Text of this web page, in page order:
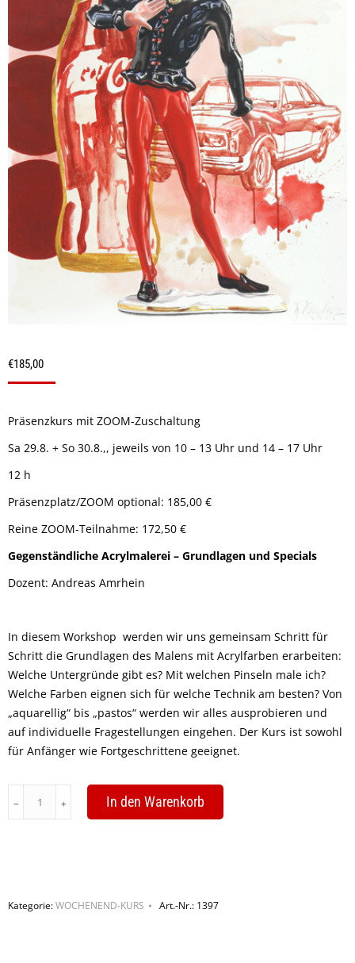
€185,00
Präsenzkurs mit ZOOM-Zuschaltung
Sa 29.8. + So 30.8.,, jeweils von 10 – 13 Uhr und 14 – 17 Uhr
12 h
Präsenzplatz/ZOOM optional: 185,00 €
Reine ZOOM-Teilnahme: 172,50 €
Gegenständliche Acrylmalerei – Grundlagen und Specials
Dozent: Andreas Amrhein
In diesem Workshop werden wir uns gemeinsam Schritt für
Schritt die Grundlagen des Malens mit Acrylfarben erarbeiten:
Welche Untergründe gibt es? Mit welchen Pinseln male ich?
Welche Farben eignen sich für welche Technik am besten? Von
„aquarellig“ bis „pastos“ werden wir alles ausprobieren und
auf individuelle Fragestellungen eingehen. Der Kurs ist sowohl
für Anfänger wie Fortgeschrittene geeignet.
quantity
In den Warenkorb
Kategorie:WOCHENEND-KURS Art.-Nr.: 1397